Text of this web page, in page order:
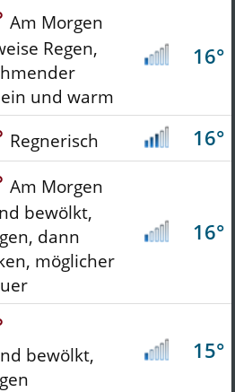
Am Morgen
Regen,
und warm
16°
Regnerisch 16°
Am Morgen
bewölkt,
dann
möglicher
16°
bewölkt,
15°